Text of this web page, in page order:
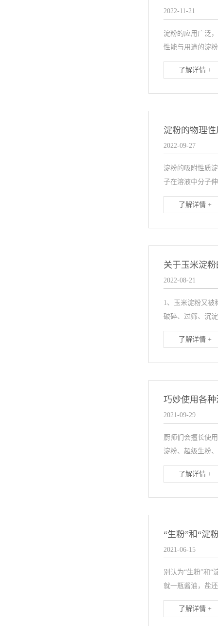
2022-11-21
淀粉的应用广泛
性能与用途的淀
了解详情 +
淀粉的物理性
2022-09-27
淀粉的吸附性质
子在溶液中分子
了解详情 +
关于玉米淀
2022-08-21
1、玉米淀粉又被
破碎、过筛、沉
了解详情 +
巧妙使用各
2021-09-29
厨师们会擅长使
淀粉、超级生粉
了解详情 +
“生粉”和“淀
2021-06-15
别认为“生粉”和“
就一瓶酱油，盐
了解详情 +